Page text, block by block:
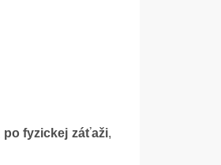
po fyzickej záťaži,